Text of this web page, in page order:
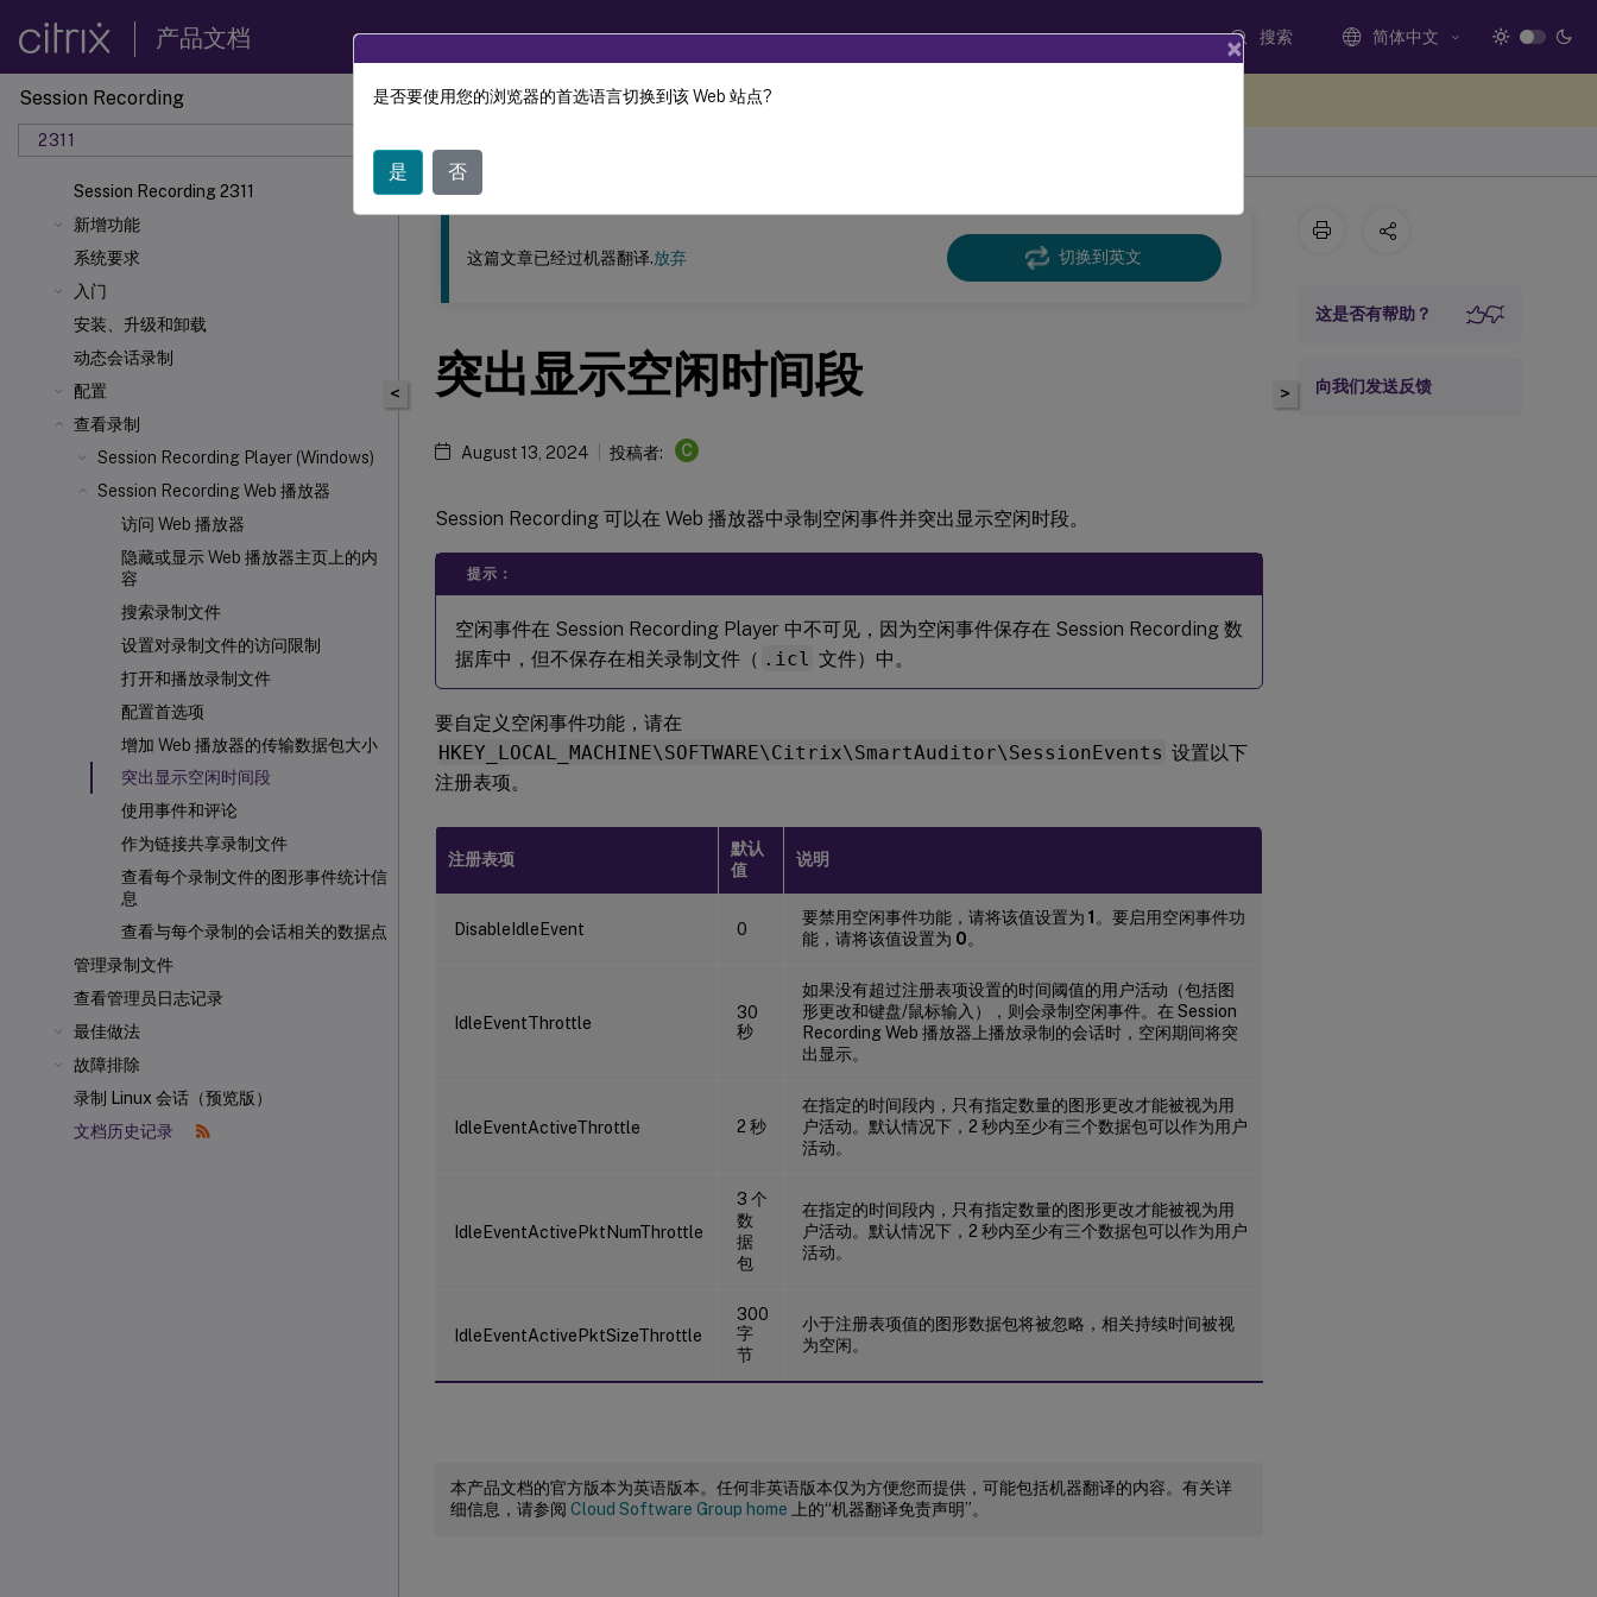
产品文档 搜索 简体中文
Session Recording
2311
Session Recording 2311
新增功能
系统要求
入门
安装、升级和卸载
动态会话录制
配置
查看录制
Session Recording Player (Windows)
Session Recording Web 播放器
访问 Web 播放器
隐藏或显示 Web 播放器主页上的内
容
搜索录制文件
设置对录制文件的访问限制
打开和播放录制文件
配置首选项
增加 Web 播放器的传输数据包大小
突出显示空闲时间段
使用事件和评论
作为链接共享录制文件
查看每个录制文件的图形事件统计信
息
查看与每个录制的会话相关的数据点
管理录制文件
查看管理员日志记录
最佳做法
故障排除
录制 Linux 会话（预览版）
文档历史记录
此内容已经过机器动态翻译。
<
这篇文章已经过机器翻译.放弃 切换到英文
突出显示空闲时间段
August 13, 2024 投稿者: C
Session Recording 可以在 Web 播放器中录制空闲事件并突出显示空闲时段。
提示：
空闲事件在 Session Recording Player 中不可见，因为空闲事件保存在 Session Recording 数
据库中，但不保存在相关录制文件（ .icl 文件）中。
要自定义空闲事件功能，请在
HKEY_LOCAL_MACHINE\SOFTWARE\Citrix\SmartAuditor\SessionEvents 设置以下
注册表项。
注册表项
默认
值
说明
DisableIdleEvent 0
要禁用空闲事件功能，请将该值设置为 1 。要启用空闲事件功
能，请将该值设置为 0。
IdleEventThrottle
30
秒
如果没有超过注册表项设置的时间阈值的用户活动（包括图
形更改和键盘/鼠标输入），则会录制空闲事件。在 Session
Recording Web 播放器上播放录制的会话时，空闲期间将突
出显示。
IdleEventActiveThrottle 2 秒
在指定的时间段内，只有指定数量的图形更改才能被视为用
户活动。默认情况下，2 秒内至少有三个数据包可以作为用户
活动。
IdleEventActivePktNumThrottle
3 个
数
据
包
在指定的时间段内，只有指定数量的图形更改才能被视为用
户活动。默认情况下，2 秒内至少有三个数据包可以作为用户
活动。
IdleEventActivePktSizeThrottle
300
字
节
小于注册表项值的图形数据包将被忽略，相关持续时间被视
为空闲。
本产品文档的官方版本为英语版本。任何非英语版本仅为方便您而提供，可能包括机器翻译的内容。有关详
细信息，请参阅 Cloud Software Group home 上的“机器翻译免责声明”。
>
这是否有帮助？
向我们发送反馈
×
是否要使用您的浏览器的首选语言切换到该 Web 站点?
是 否